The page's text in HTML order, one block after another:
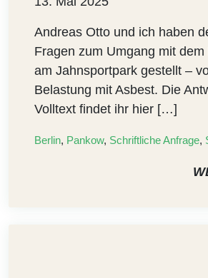
Andreas Otto und ich haben
Fragen zum Umgang mit
am Jahnsportpark gestellt –
Belastung mit Asbest. Die
Volltext findet ihr hier […]
Berlin, Pankow, Schriftliche Anfrage,